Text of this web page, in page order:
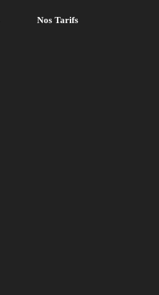
Nos Tarifs